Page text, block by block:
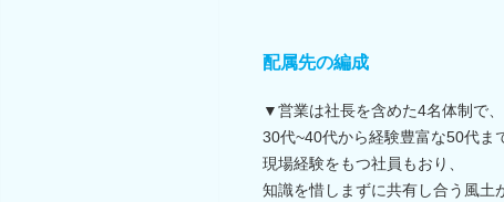
配属先の編成
▼営業は社長を含めた4名体制で、
30代~40代から経験豊富な50代ま
現場経験をもつ社員もおり、
知識を惜しまずに共有し合う風土